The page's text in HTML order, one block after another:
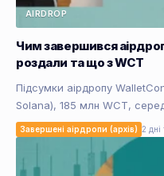
AIRDROP
Чим завершився
роздали та що з WCT
Підсумки аірдропу
Solana), 185 млн WCT,
Завершені аірдропи (архів) 2 дні